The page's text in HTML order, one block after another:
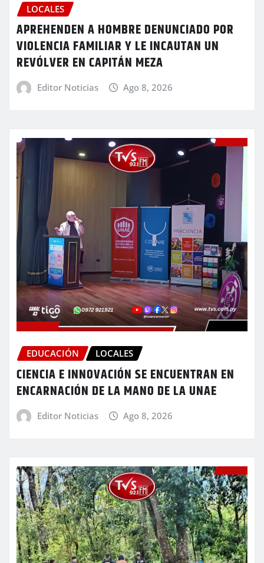
LOCALES
APREHENDEN A HOMBRE DENUNCIADO POR
VIOLENCIA FAMILIAR Y LE INCAUTAN UN
REVÓLVER EN CAPITÁN MEZA
Editor Noticias Ago 8, 2026
EDUCACIÓN LOCALES
CIENCIA E INNOVACIÓN SE ENCUENTRAN EN
ENCARNACIÓN DE LA MANO DE LA UNAE
Editor Noticias Ago 8, 2026